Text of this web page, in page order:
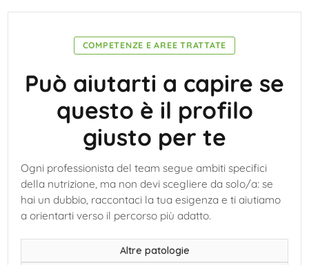
COMPETENZE E AREE TRATTATE
Può aiutarti a capire se
questo è il profilo
giusto per te
Ogni professionista del team segue ambiti specifici
della nutrizione, ma non devi scegliere da solo/a: se
hai un dubbio, raccontaci la tua esigenza e ti aiutiamo
a orientarti verso il percorso più adatto.
Altre patologie